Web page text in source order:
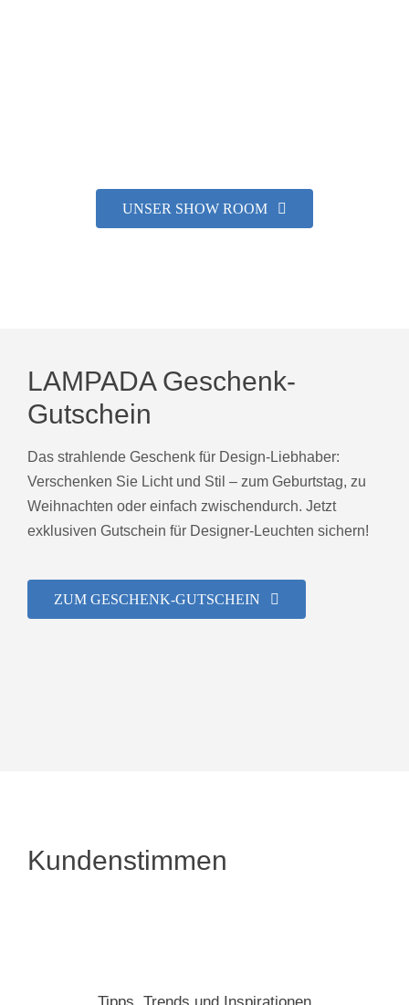
UNSER SHOW ROOM
LAMPADA Geschenk-
Gutschein
Das strahlende Geschenk für Design-Liebhaber:
Verschenken Sie Licht und Stil – zum Geburtstag, zu
Weihnachten oder einfach zwischendurch. Jetzt
exklusiven Gutschein für Designer-Leuchten sichern!
ZUM GESCHENK-GUTSCHEIN
Kundenstimmen